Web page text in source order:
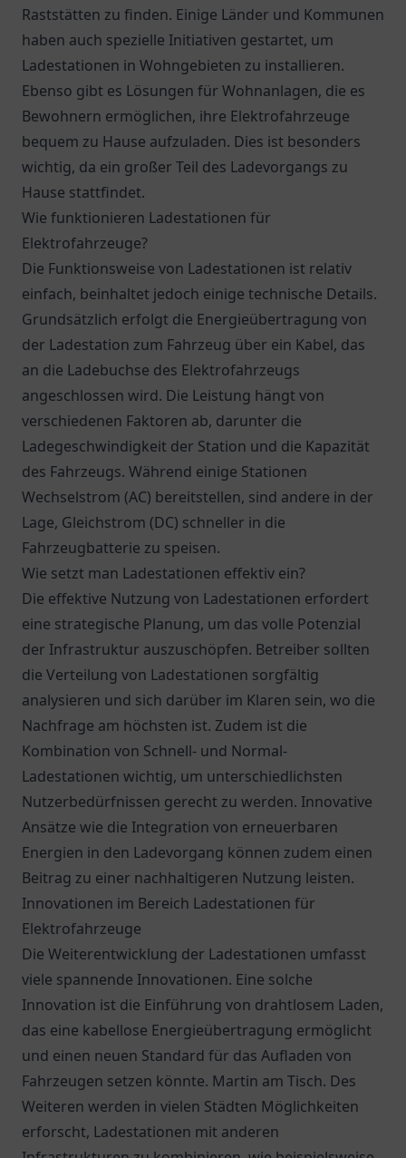
Raststätten zu finden. Einige Länder und Kommunen
haben auch spezielle Initiativen gestartet, um
Ladestationen in Wohngebieten zu installieren.
Ebenso gibt es Lösungen für Wohnanlagen, die es
Bewohnern ermöglichen, ihre Elektrofahrzeuge
bequem zu Hause aufzuladen. Dies ist besonders
wichtig, da ein großer Teil des Ladevorgangs zu
Hause stattfindet.
Wie funktionieren Ladestationen für
Elektrofahrzeuge?
Die Funktionsweise von Ladestationen ist relativ
einfach, beinhaltet jedoch einige technische Details.
Grundsätzlich erfolgt die Energieübertragung von
der Ladestation zum Fahrzeug über ein Kabel, das
an die Ladebuchse des Elektrofahrzeugs
angeschlossen wird. Die Leistung hängt von
verschiedenen Faktoren ab, darunter die
Ladegeschwindigkeit der Station und die Kapazität
des Fahrzeugs. Während einige Stationen
Wechselstrom (AC) bereitstellen, sind andere in der
Lage, Gleichstrom (DC) schneller in die
Fahrzeugbatterie zu speisen.
Wie setzt man Ladestationen effektiv ein?
Die effektive Nutzung von Ladestationen erfordert
eine strategische Planung, um das volle Potenzial
der Infrastruktur auszuschöpfen. Betreiber sollten
die Verteilung von Ladestationen sorgfältig
analysieren und sich darüber im Klaren sein, wo die
Nachfrage am höchsten ist. Zudem ist die
Kombination von Schnell- und Normal-
Ladestationen wichtig, um unterschiedlichsten
Nutzerbedürfnissen gerecht zu werden. Innovative
Ansätze wie die Integration von erneuerbaren
Energien in den Ladevorgang können zudem einen
Beitrag zu einer nachhaltigeren Nutzung leisten.
Innovationen im Bereich Ladestationen für
Elektrofahrzeuge
Die Weiterentwicklung der Ladestationen umfasst
viele spannende Innovationen. Eine solche
Innovation ist die Einführung von drahtlosem Laden,
das eine kabellose Energieübertragung ermöglicht
und einen neuen Standard für das Aufladen von
Fahrzeugen setzen könnte. Martin am Tisch. Des
Weiteren werden in vielen Städten Möglichkeiten
erforscht, Ladestationen mit anderen